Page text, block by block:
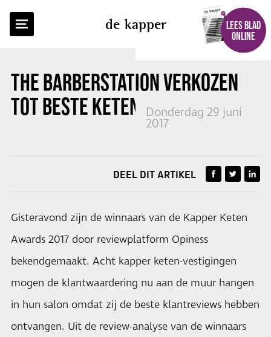
de kapper
LEES BLAD
ONLINE
THE BARBERSTATIONVERKOZEN
TOT BESTE KETEN 2017Donderdag 29 juni
2017
TERUG NAAR OVERZICHT
DEEL DIT ARTIKEL
Gisteravond zijn de winnaars van de Kapper Keten
Awards 2017 door reviewplatform Opiness
bekendgemaakt. Acht kapper keten-vestigingen
mogen de klantwaardering nu aan de muur hangen
in hun salon omdat zij de beste klantreviews hebben
ontvangen. Uit de review-analyse van de winnaars